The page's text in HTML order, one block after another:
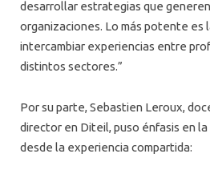
desarrollar estrategias que
organizaciones. Lo más potente es
intercambiar experiencias entre
distintos sectores.”
Por su parte, Sebastien Leroux,
director en Diteil, puso énfasis en
desde la experiencia compartida: